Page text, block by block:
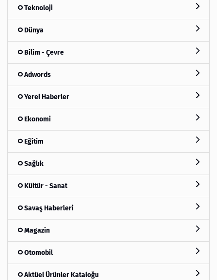
Teknoloji
Dünya
Bilim - Çevre
Adwords
Yerel Haberler
Ekonomi
Eğitim
Sağlık
Kültür - Sanat
Savaş Haberleri
Magazin
Otomobil
Aktüel Ürünler Kataloğu